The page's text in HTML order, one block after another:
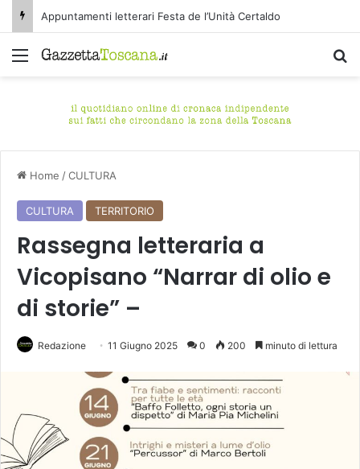
Appuntamenti letterari Festa de l’Unità Certaldo
Menu
Home /CULTURA
CULTURA TERRITORIO
Rassegna letteraria a
Vicopisano “Narrar di olio e
di storie” –
Redazione 11 Giugno 2025 0 200 minuto di lettura